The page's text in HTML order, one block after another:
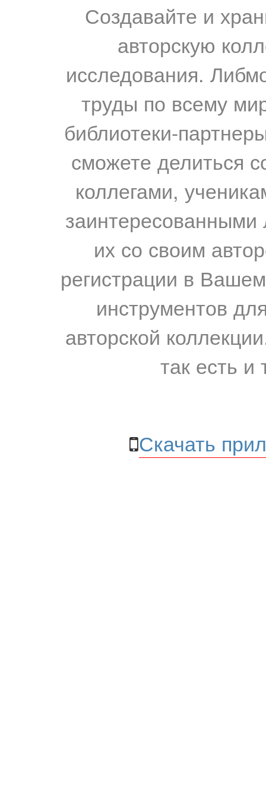
Создавайте и
авторскую
исследования.
труды по всему
библиотеки-
сможете делиться
коллегами,
их со своим
регистрации в
инструментов
авторской
так есть и
Скачать